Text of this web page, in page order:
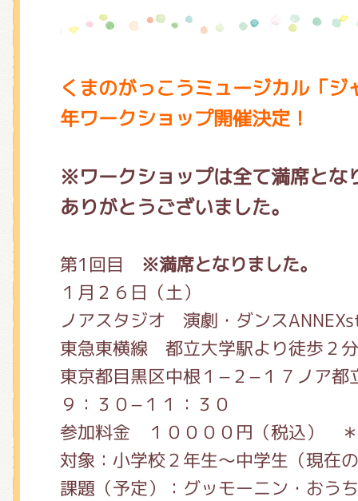
くまのがっこうミュージカル「
年ワークショップ開催決定！
※ワークショップは全て満席とな
ありがとうございました。
第1回目 ※満席となりました。
１月２６日（土）
ノアスタジオ 演劇・ダンス
東急東横線 都立大学駅より徒歩２分
東京都目黒区中根１−２−１７ノア都
９：３０−１１：３０
参加料金 １００００円（税込）
対象：小学校２年生〜中学生（現在
課題（予定）：グッモーニン・おう
くまのがっこう 家庭科部